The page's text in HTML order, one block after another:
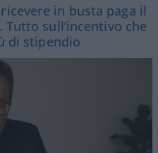
in busta paga il
sull’incentivo che
di stipendio